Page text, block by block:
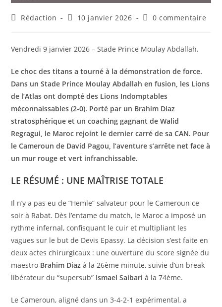
Auteur/autrice
publication :
Rédaction
Publication
10 janvier 2026
Commentaires
publication :
0 commentaire
Vendredi 9 janvier 2026 – Stade Prince Moulay Abdallah.
Le choc des titans a tourné à la démonstration de force.
Dans un Stade Prince Moulay Abdallah en fusion, les Lions
de l’Atlas ont dompté des Lions Indomptables
méconnaissables (2-0). Porté par un Brahim Diaz
stratosphérique et un coaching gagnant de Walid
Regragui, le Maroc rejoint le dernier carré de sa CAN. Pour
le Cameroun de David Pagou, l’aventure s’arrête net face à
un mur rouge et vert infranchissable.
LE RÉSUMÉ : UNE MAÎTRISE TOTALE
Il n’y a pas eu de “Hemle” salvateur pour le Cameroun ce
soir à Rabat. Dès l’entame du match, le Maroc a imposé un
rythme infernal, confisquant le cuir et multipliant les
vagues sur le but de Devis Epassy. La décision s’est faite en
deux actes chirurgicaux : une ouverture du score signée du
maestro Brahim Diaz à la 26ème minute, suivie d’un break
libérateur du “supersub” Ismael Saibari à la 74ème.
Le Cameroun, aligné dans un 3-4-2-1 expérimental, a